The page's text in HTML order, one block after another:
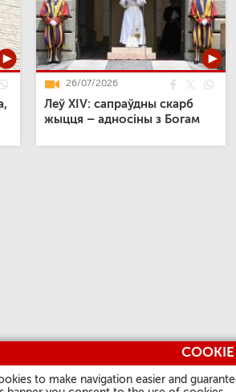
to make navigation easier and
якія Касцёл прызначае на гэты дзень.
26/07/2026
Леў XIV: сапраўдны скарб
жыцця – адносіны з Богам